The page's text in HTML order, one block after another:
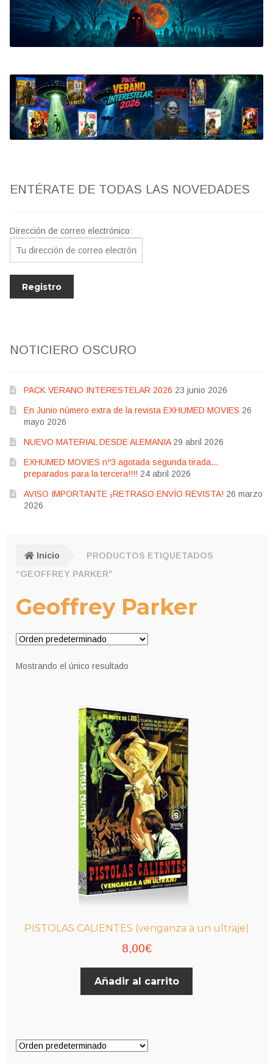
Bluray
Clasificada S
artwork
fantaterror
Jesús Franco
ENTÉRATE DE TODAS LAS NOVEDADES
Dirección de correo electrónico:
NOTICIERO OSCURO
PACK VERANO INTERESTELAR 2026 23 junio 2026
En Junio número extra de la revista EXHUMED MOVIES 26
mayo 2026
NUEVO MATERIAL DESDE ALEMANIA 29 abril 2026
EXHUMED MOVIES nº3 agotada segunda tirada…
preparados para la tercera!!!! 24 abril 2026
AVISO IMPORTANTE ¡RETRASO ENVÍO REVISTA! 26 marzo
2026
Inicio
PRODUCTOS ETIQUETADOS
“GEOFFREY PARKER”
Geoffrey Parker
Mostrando el único resultado
PISTOLAS CALIENTES (venganza a un ultraje)
8,00€
Añadir al carrito